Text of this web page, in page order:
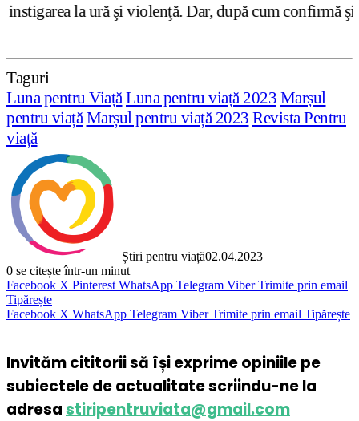
şi violenţă. Dar, după cum confirmă şi CEDO în
Taguri
Luna pentru ViațăLuna pentru viață 2023 Marșul
pentru viață Marșul pentru viață 2023 Revista Pentru
viață
Știri pentru viață02.04.2023
0 se citește într-un minut
Facebook X Pinterest WhatsApp Telegram Viber Trimite prin email
Tipărește
Facebook X WhatsApp Telegram Viber Trimite prin email Tipărește
Invităm cititorii să își exprime opiniile pe
subiectele de actualitate scriindu-ne la
adresastiripentruviata@gmail.com